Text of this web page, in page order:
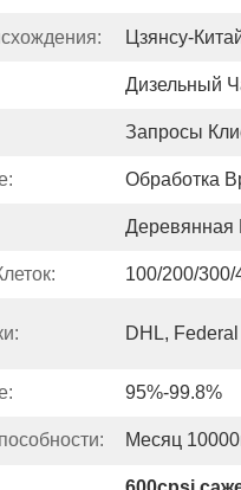
Цзянсу-
Дизельный
Запросы
Обработка
Деревянная
100/200/
DHL,
95%-99.8%
Месяц